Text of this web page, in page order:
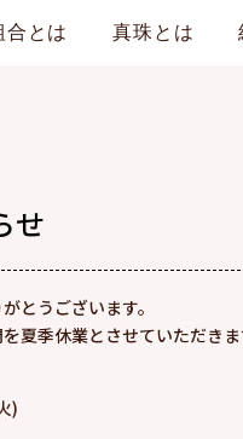
合とは 真珠とは
せ
とうございます。
夏季休業とさせていただきま
)